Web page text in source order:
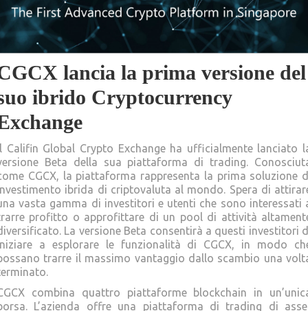
lancia la prima versione del
ibrido Cryptocurrency
Califin Global Crypto Exchange ha ufficialmente lanciato
Beta della sua piattaforma di trading.
CGCX, la piattaforma rappresenta la prima soluzione
ibrida di criptovaluta al mondo. Spera di
vasta gamma di investitori e utenti che sono interessati
profitto o approfittare di un pool di attività
La versione Beta consentirà a questi investitori
a esplorare le funzionalità di CGCX, in modo
trarre il massimo vantaggio dallo scambio una
combina quattro piattaforme blockchain in
L’azienda offre una piattaforma di trading di